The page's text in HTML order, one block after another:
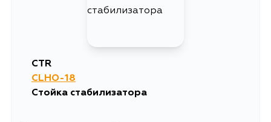
CTR
CLHO-18
Стойка стабилизатора